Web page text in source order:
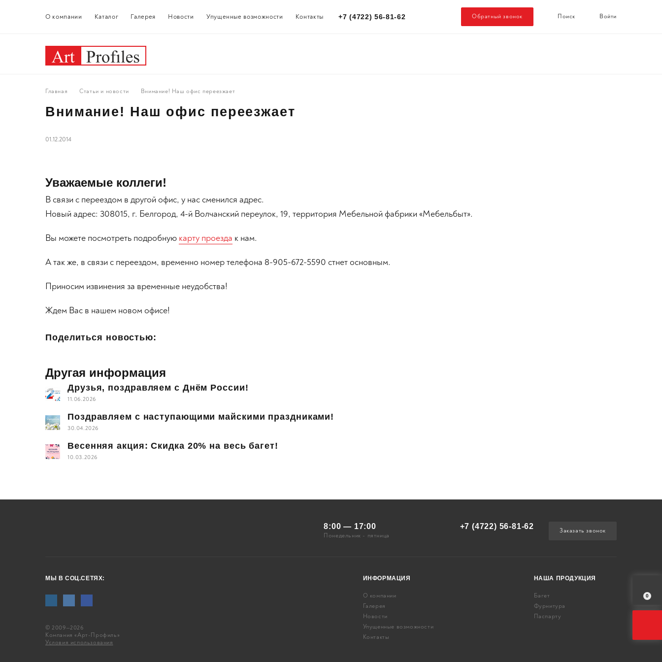
О компании Каталог Галерея Новости Упущенные возможности Контакты +7 (4722) 56-81-62 Обратный звонок Поиск Войти
Главная Статьи и новости Внимание! Наш офис переезжает
Внимание! Наш офис переезжает
01.12.2014
Уважаемые коллеги!
В связи с переездом в другой офис, у нас сменился адрес.
Новый адрес: 308015, г. Белгород, 4-й Волчанский переулок, 19, территория Мебельной фабрики «Мебельбыт».
Вы можете посмотреть подробную карту проезда к нам.
А так же, в связи с переездом, временно номер телефона 8-905-672-5590 стнет основным.
Приносим извинения за временные неудобства!
Ждем Вас в нашем новом офисе!
Поделиться новостью:
Другая информация
Друзья, поздравляем с Днём России!
11.06.2026
Поздравляем с наступающими майскими праздниками!
30.04.2026
Весенняя акция: Скидка 20% на весь багет!
10.03.2026
8:00 — 17:00
Понедельник - пятница
+7 (4722) 56-81-62 Заказать звонок
МЫ В СОЦ.СЕТЯХ:
© 2009—2026
Компания «Арт-Профиль»
Условия использования
ИНФОРМАЦИЯ
О компании
Галерея
Новости
Упущенные возможности
Контакты
НАША ПРОДУКЦИЯ
Багет
Фурнитура
Паспарту
0